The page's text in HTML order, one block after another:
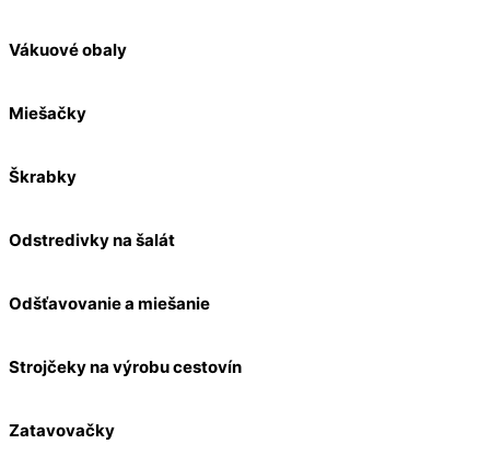
Vákuové obaly
Miešačky
Škrabky
Odstredivky na šalát
Odšťavovanie a miešanie
Strojčeky na výrobu cestovín
Zatavovačky